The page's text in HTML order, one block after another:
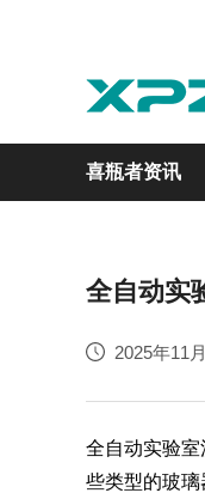
实验室
GMP制药
实验动物
医疗
自动化
喜瓶者资讯
全自动实
2025年11
全自动实验
些类型的玻璃